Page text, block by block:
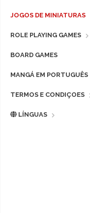
JOGOS DE MINIATURAS
ROLE PLAYING GAMES
BOARD GAMES
MANGÁ EM PORTUGUÊS
TERMOS E CONDIÇOES
LÍNGUAS